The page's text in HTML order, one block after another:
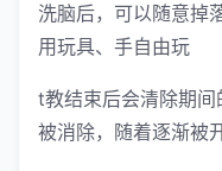
洗脑后，可以随意掉
用玩具、手自由玩
t教结束后会清除期
被消除，随着逐渐被